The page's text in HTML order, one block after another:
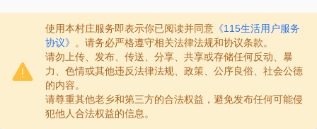
使用本村庄服务即表示你已阅读并同意 《115生活用户服务
协议》
。请务必严格遵守相关法律法规和协议条款。
请勿上传、发布、传送、分享、共享或存储任何反动、暴
力、色情或其他违反法律法规、政策、公序良俗、社会公德
的内容。
请尊重其他老乡和第三方的合法权益，避免发布任何可能侵
犯他人合法权益的信息。